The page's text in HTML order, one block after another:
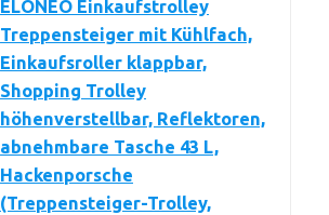
ELONEO Einkaufstrolley
Treppensteiger mit Kühlfach,
Einkaufsroller klappbar,
Shopping Trolley
höhenverstellbar, Reflektoren,
abnehmbare Tasche 43 L,
Hackenporsche
(Treppensteiger-Trolley,